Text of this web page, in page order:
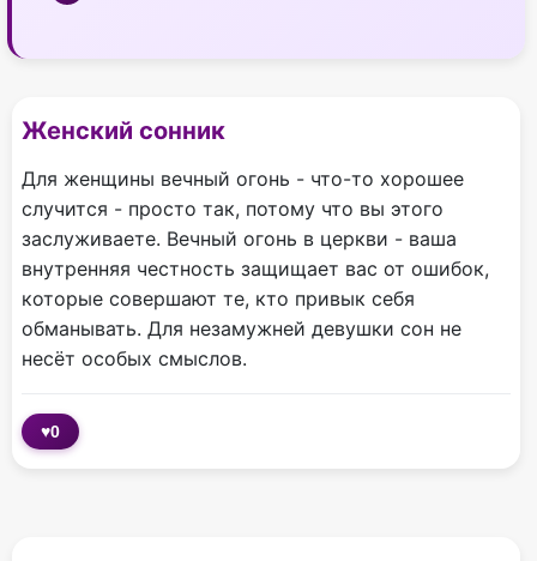
Женский сонник
Для женщины вечный огонь - что-то хорошее
случится - просто так, потому что вы этого
заслуживаете. Вечный огонь в церкви - ваша
внутренняя честность защищает вас от ошибок,
которые совершают те, кто привык себя
обманывать. Для незамужней девушки сон не
несёт особых смыслов.
♥0